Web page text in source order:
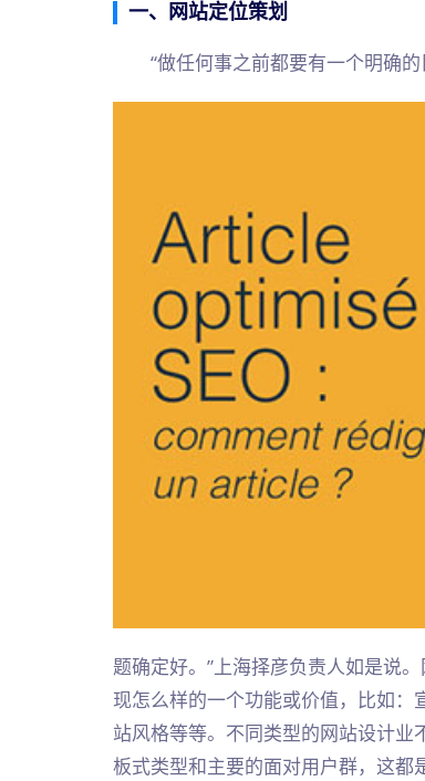
一、网站定位策划
“做任何事之前都要有一个明确的
题确定好。”上海择彦负责人如是说
现怎么样的一个功能或价值，比如
站风格等等。不同类型的网站设计
板式类型和主要的面对用户群，这都